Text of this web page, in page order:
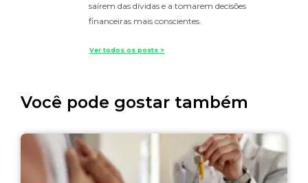
saírem das dívidas e a tomarem decisões
financeiras mais conscientes.
Ver todos os posts >
Você pode gostar também